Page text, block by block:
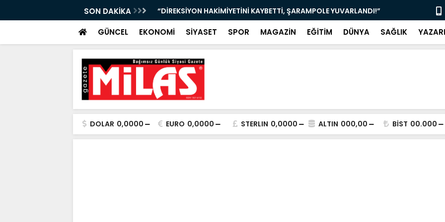
SON DAKİKA
KAYBETTİ, ŞARAMPOLE YUVARLANDI!” “13 İLÇEDE DEV YATIRIM: BÜYÜKŞEHİR’DEN GÖVDE GÖSTERİSİ!”
GÜNCEL EKONOMİ SİYASET SPOR MAGAZİN EĞİTİM DÜNYA SAĞLIK
DOLAR 0,0000 EURO 0,0000 STERLIN 0,0000 ALTIN 000,00 BİST 00.000